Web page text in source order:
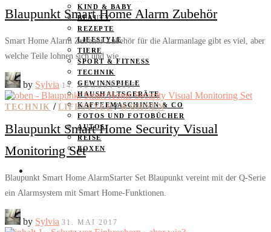
KIND & BABY
BEAUTY
REZEPTE
LIFESTYLE
TIERE
SPORT & FITNESS
TECHNIK
GEWINNSPIELE
HAUSHALTSGERÄTE
KAFFEEMASCHINEN & CO
FOTOS UND FOTOBÜCHER
AUTOS
REISE
BOXEN
Blaupunkt Smart Home Alarm Zubehör
Smart Home Alarm Zubehör Zubehör für die Alarmanlage gibt es viel, aber
welche Teile lohnen sich und wie…
by Sylvia 14. AUGUST 2017
TECHNIK / LIFESTYLE / WOHNEN
Blaupunkt Smart Home Security Visual
Monitoring Set
Blaupunkt Smart Home AlarmStarter Set Blaupunkt vereint mit der Q-Serie
ein Alarmsystem mit Smart Home-Funktionen.
by Sylvia 31. MAI 2017